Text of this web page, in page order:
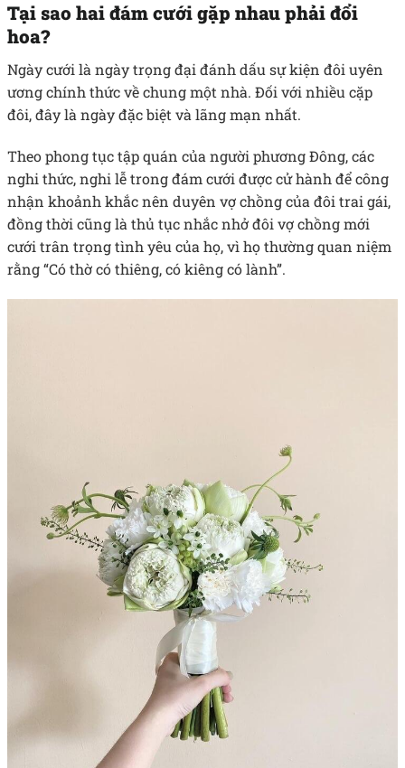
Tại sao hai đám cưới gặp nhau phải đổi
hoa?
Ngày cưới là ngày trọng đại đánh dấu sự kiện đôi uyên
ương chính thức về chung một nhà. Đối với nhiều cặp
đôi, đây là ngày đặc biệt và lãng mạn nhất.
Theo phong tục tập quán của người phương Đông, các
nghi thức, nghi lễ trong đám cưới được cử hành để công
nhận khoảnh khắc nên duyên vợ chồng của đôi trai gái,
đồng thời cũng là thủ tục nhắc nhở đôi vợ chồng mới
cưới trân trọng tình yêu của họ, vì họ thường quan niệm
rằng “Có thờ có thiêng, có kiêng có lành”.